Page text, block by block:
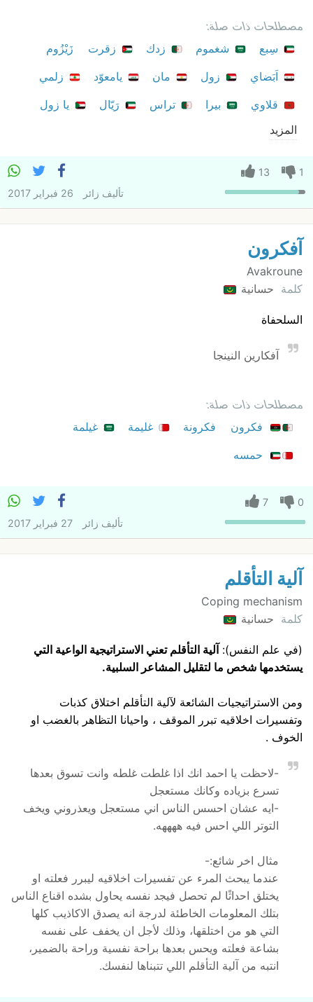
مصطلحات ذات صلة:
سِبع
شغموم زدك زقرت
زَيْزُوم
اَبَضاي
زول مان يامعوّد
زلمي
قلاوي
بيرا تراس رَيّال
يا زول
المزيد
1
13
تأليف زائر 26 فبراير 2017
آفكرون
Avakroune
كلمة حسانية
السلحفاة
آفكارين النينجا
مصطلحات ذات صلة:
فكرون
فكرونة غليمة
غيلمة
حمسه
0
7
تأليف زائر 27 فبراير 2017
آلية التأقلم
Coping mechanism
كلمة حسانية
(في علم النفس): آلية التأقلم تعني الاستراتيجية الواعية التي
يستخدمها شخص ما لتقليل المشاعر السلبية.
ومن الاستراتيجيات الشائعة لآلية التأقلم اختلاق كذبات
وتفسيرات اخلاقيه تبرر الموقف ، واحيانا التظاهر بالغضب او
الخوف .
-لاحظت يا احمد انك اذا غلطت غلطه وانت تسوق بعدها
تسرع بزياده وكانك مستعجل
-ايه عشان احسس الناس اني مستعجل ويعذروني ويخف
التوتر اللي احس فيه ههههه.
مثال اخر شائع:-
عندما يبحث المرء عن تفسيرات اخلاقيه ليبرر فعلته او
يختلق احداثًا لم تحصل فيجد نفسه يحاول بشده اقناع الناس
بتلك المعلومات الخاطئة لدرجة انه يصدق الاكاذيب كلها
التي هو من اختلقها، وذلك لأجل ان يخفف على نفسه
بشاعة فعلته ويحس بعدها براحة نفسية وراحة بالضمير،
انتبه من آلية التأقلم اللي تتبناها لنفسك.